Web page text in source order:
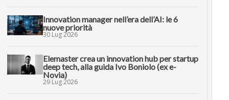
Innovation manager nell’era dell’AI: le 6
nuove priorità
30 Lug 2026
Elemaster crea un innovation hub per startup
deep tech, alla guida Ivo Boniolo (ex e-
Novia)
29 Lug 2026